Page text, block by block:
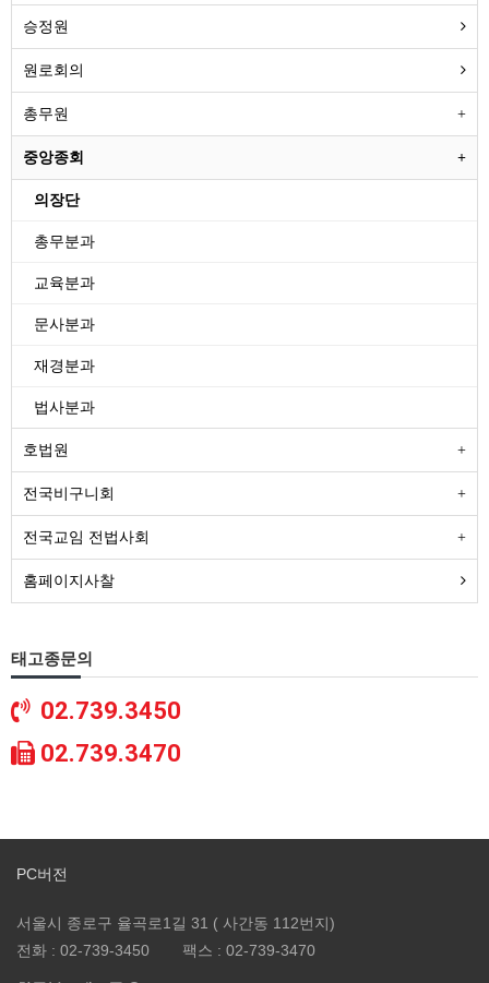
승정원
원로회의
총무원
중앙종회
의장단
총무분과
교육분과
문사분과
재경분과
법사분과
호법원
전국비구니회
전국교임 전법사회
홈페이지사찰
태고종문의
02.739.3450
02.739.3470
PC버전
서울시 종로구 율곡로1길 31 ( 사간동 112번지)
전화 : 02-739-3450 팩스 : 02-739-3470